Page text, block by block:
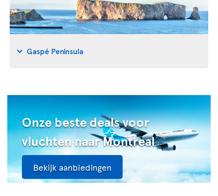
Gaspé Peninsula
Onze beste deals voor
vluchten naar Montreal
Bekijk aanbiedingen